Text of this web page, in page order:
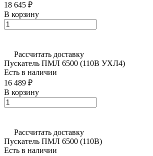
18 645 ₽
В корзину
Рассчитать доставку
Пускатель ПМЛ 6500 (110В УХЛ4)
Есть в наличии
16 489 ₽
В корзину
Рассчитать доставку
Пускатель ПМЛ 6500 (110В)
Есть в наличии